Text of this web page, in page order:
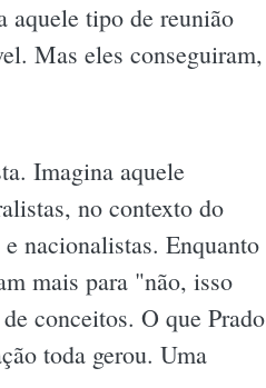
aquele tipo de reunião
Mas eles conseguiram,
Imagina aquele
no contexto do
nacionalistas. Enquanto
mais para "não, isso
conceitos. O que Prado
toda gerou. Uma